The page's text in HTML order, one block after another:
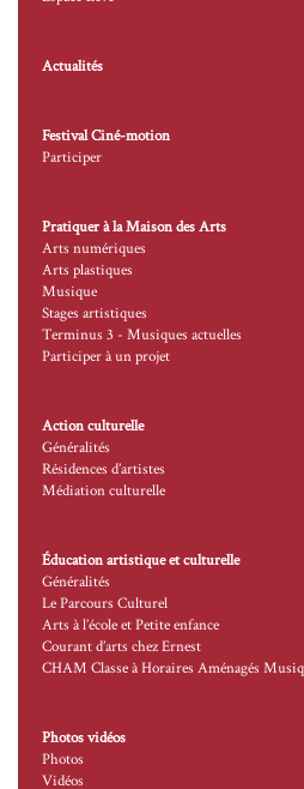
Actualités
Festival Ciné-motion
Participer
Pratiquer à la Maison des Arts
Arts numériques
Arts plastiques
Musique
Stages artistiques
Terminus 3 - Musiques actuelles
Participer à un projet
Action culturelle
Généralités
Résidences d’artistes
Médiation culturelle
Éducation artistique et culturelle
Généralités
Le Parcours Culturel
Arts à l’école et Petite enfance
Courant d’arts chez Ernest
CHAM Classe à Horaires Aménagés
Photos vidéos
Photos
Vidéos